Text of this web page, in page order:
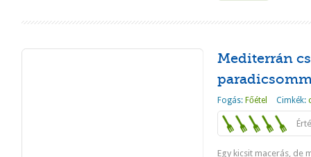
Mediterrán
Fogás: Főétel Cimkék:
Egy kicsit macerás, de